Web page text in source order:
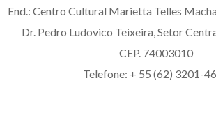
End.: Centro Cultural Marietta Telles
Dr. Pedro Ludovico Teixeira, Setor
CEP. 74003010
Telefone: + 55 (62) 3201-